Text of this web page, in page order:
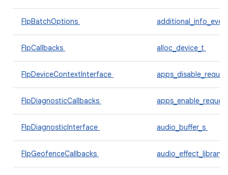
FlpBatchOptions
FlpCallbacks alloc_device_t
FlpDeviceContextInterface
FlpDiagnosticCallbacks
FlpDiagnosticInterface audio_buffer_s
FlpGeofenceCallbacks